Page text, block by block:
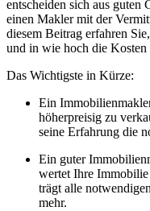
entscheiden sich aus guten
einen Makler mit der
diesem Beitrag erfahren
und in wie hoch die
Das Wichtigste in Kürze:
Ein
höherpreisig zu
seine Erfahrung die
Ein guter
wertet Ihre Immobilie
trägt alle
mehr.